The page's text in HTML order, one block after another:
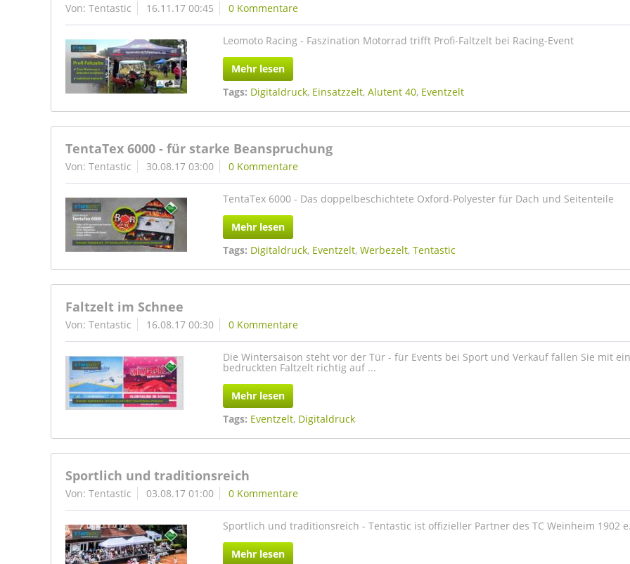
Von: Tentastic 16.11.17 00:45 0 Kommentare
Leomoto Racing - Faszination Motorrad trifft Profi-Faltzelt bei Racing-Event
Mehr lesen
Tags: Digitaldruck, Einsatzzelt,Alutent 40, Eventzelt
TentaTex 6000 - für starke Beanspruchung
Von: Tentastic 30.08.17 03:00 0 Kommentare
TentaTex 6000 - Das doppelbeschichtete Oxford-Polyester für Dach und Seitenteile
Mehr lesen
Tags: Digitaldruck, Eventzelt,Werbezelt,Tentastic
Faltzelt im Schnee
Von: Tentastic 16.08.17 00:30 0 Kommentare
Die Wintersaison steht vor der Tür - für Events bei Sport und Verkauf fallen Sie mit
bedruckten Faltzelt richtig auf ...
Mehr lesen
Tags: Eventzelt, Digitaldruck
Sportlich und traditionsreich
Von: Tentastic 03.08.17 01:00 0 Kommentare
Sportlich und traditionsreich - Tentastic ist offizieller Partner des TC Weinheim 1902
Mehr lesen